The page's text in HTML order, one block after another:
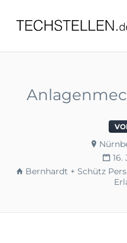
16.
Bernhardt + Schütz